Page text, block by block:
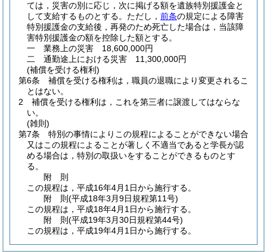
ては，災害の別に応じ，次に掲げる額を遺族特別援護金と
して支給するものとする。 ただし， 前条の規定による障害
特別援護金の支給後，再発のため死亡した場合は，当該障
害特別援護金の額を控除した額とする。
一
業務上の災害 18,600,000円
二
通勤途上における災害 11,300,000円
(補償を受ける権利)
第6条
補償を受ける権利は，職員の退職により変更されるこ
とはない。
2
補償を受ける権利は，これを第三者に譲渡してはならな
い。
(雑則)
第7条
特別の事情によりこの規程によることができない場合
又はこの規程によることが著しく不適当であると学長が認
める場合は，特別の取扱いをすることができるものとす
る。
附 則
この規程は，平成16年4月1日から施行する。
附 則(平成18年3月9日規程第11号)
この規程は，平成18年4月1日から施行する。
附 則(平成19年3月30日規程第44号)
この規程は，平成19年4月1日から施行する。